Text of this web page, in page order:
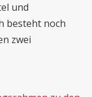
und
besteht noch
zwei